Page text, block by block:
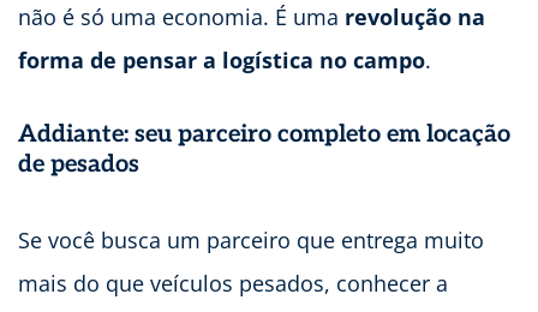
não é só uma economia. É uma revolução na
forma de pensar a logística no campo.
Addiante: seu parceiro completo em locação
de pesados
Se você busca um parceiro que entrega muito
mais do que veículos pesados, conhecer a